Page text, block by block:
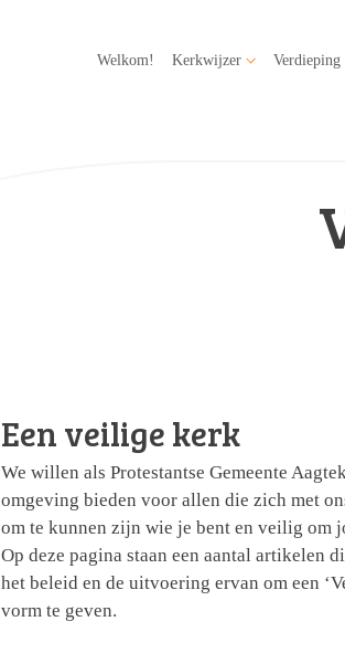
Welkom! Kerkwijzer
Een veilige kerk
We willen als Protestantse Gemeente
omgeving bieden voor allen die zich met
om te kunnen zijn wie je bent en veilig om
Op deze pagina staan een aantal artikelen
het beleid en de uitvoering ervan om een
vorm te geven.